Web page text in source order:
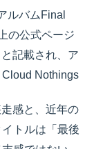
ルバムFinal
の公式ページ
記載され、ア
Nothings
感と、近年の
トルは「最後